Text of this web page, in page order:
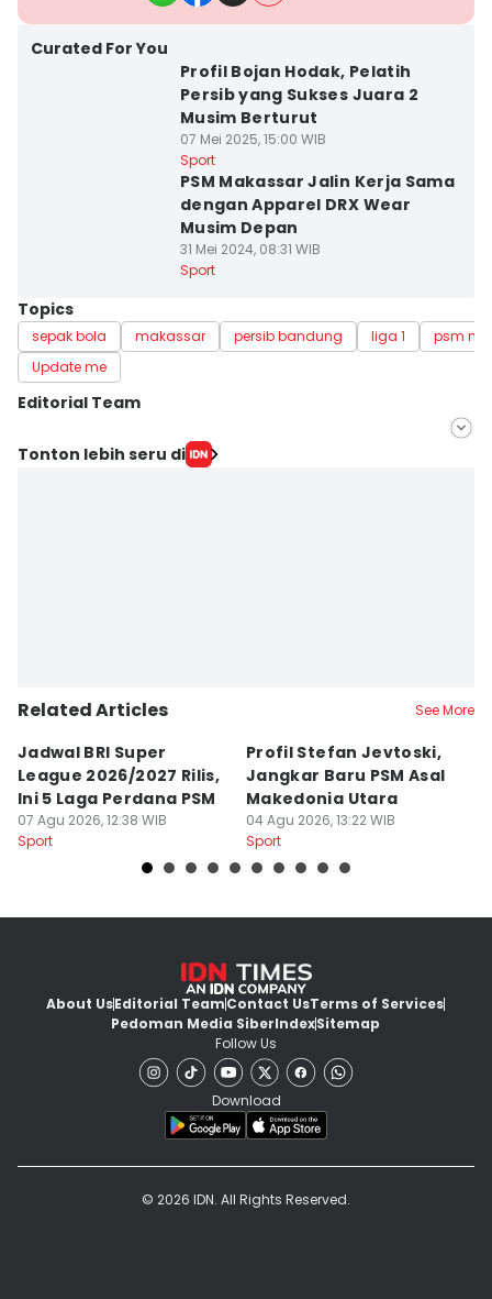
Curated For You
Profil Bojan Hodak, Pelatih
Persib yang Sukses Juara 2
Musim Berturut
07 Mei 2025, 15:00 WIB
Sport
PSM Makassar Jalin Kerja Sama
dengan Apparel DRX Wear
Musim Depan
31 Mei 2024, 08:31 WIB
Sport
Topics
sepak bola makassar persib bandung liga 1
psm
Update me
Editorial Team
Editor
Tonton lebih seru di
Related Articles See More
Jadwal BRI Super
League 2026/2027 Rilis,
Ini 5 Laga Perdana PSM
07 Agu 2026, 12:38 WIB
Sport
Profil Stefan Jevtoski,
Jangkar Baru PSM Asal
Makedonia Utara
04 Agu 2026, 13:22 WIB
Sport
About UsEditorial TeamContact UsTerms of Services
Pedoman Media SiberIndexSitemap
Follow Us
Download
© 2026 IDN. All Rights Reserved.